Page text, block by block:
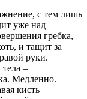
с тем лишь
уже над
гребка,
и тащит за
руки.
–
Медленно.
кисть